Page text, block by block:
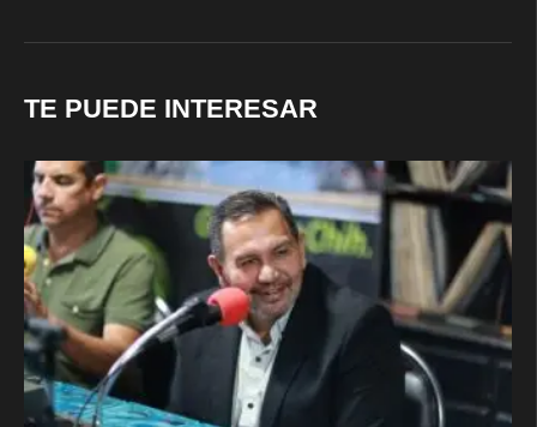
TE PUEDE INTERESAR